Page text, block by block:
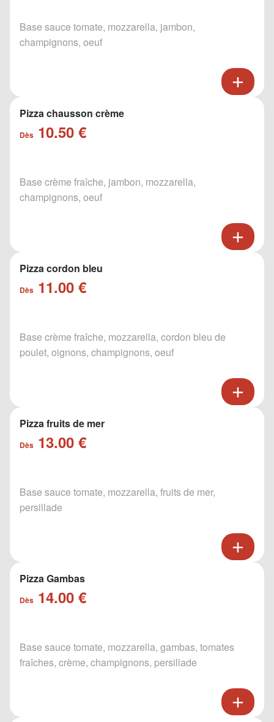
Base sauce tomate, mozzarella, jambon,
champignons, oeuf
Pizza chausson crème
Dès 10.50 €
Base crème fraîche, jambon, mozzarella,
champignons, oeuf
Pizza cordon bleu
Dès 11.00 €
Base crème fraîche, mozzarella, cordon bleu de
poulet, oignons, champignons, oeuf
Pizza fruits de mer
Dès 13.00 €
Base sauce tomate, mozzarella, fruits de mer,
persillade
Pizza Gambas
Dès 14.00 €
Base sauce tomate, mozzarella, gambas, tomates
fraîches, crème, champignons, persillade